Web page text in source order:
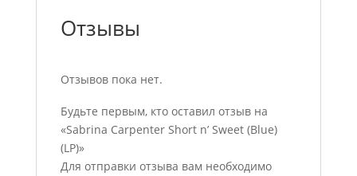
Отзывы
Отзывов пока нет.
Будьте первым, кто оставил отзыв на
«Sabrina Carpenter Short n’ Sweet (Blue)
(LP)»
Для отправки отзыва вам необходимо